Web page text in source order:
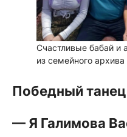
Счастливые бабай и
из семейного архива
Победный танец
— Я Галимова